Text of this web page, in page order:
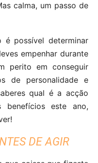
calma, um passo de
é possível determinar
empenhar durante
perito em conseguir
de personalidade e
qual é a acção
este ano,
DE AGIR